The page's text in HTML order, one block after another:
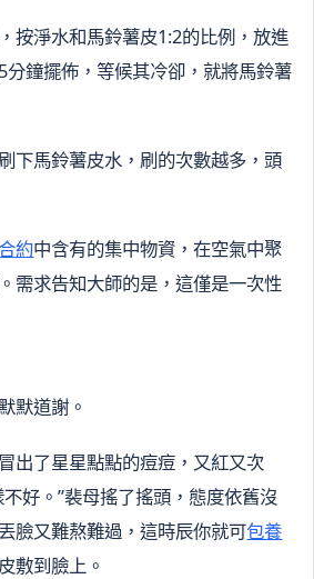
按淨水和馬鈴薯皮1:2的比例，放進
鐘擺佈，等候其冷卻，就將馬鈴薯
下馬鈴薯皮水，刷的次數越多，頭
約中含有的集中物資，在空氣中聚
需求告知大師的是，這僅是一次性
默道謝。
出了星星點點的痘痘，又紅又次
好。”裴母搖了搖頭，態度依舊沒
臉又難熬難過，這時辰你就可包養
敷到臉上。